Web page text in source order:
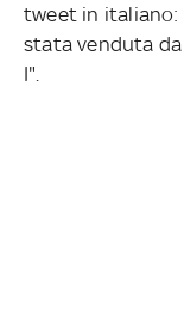
tweet in italiano:
stata venduta da
I".